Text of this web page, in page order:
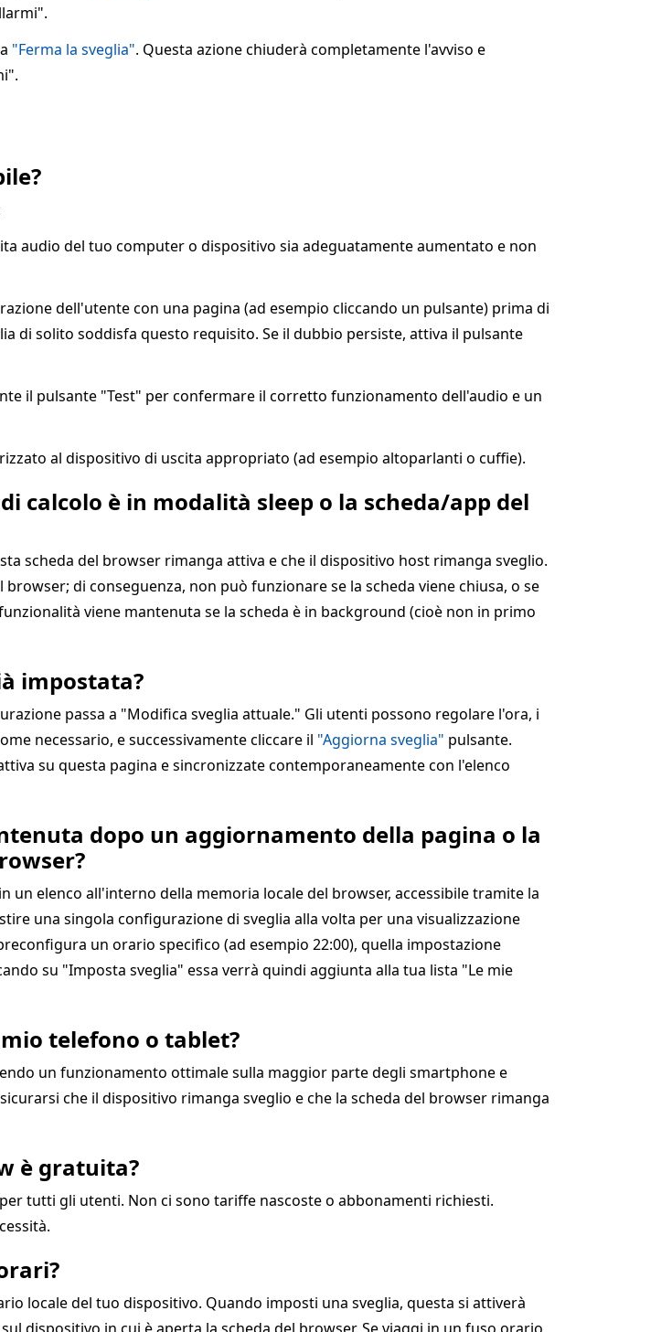
"Ferma la sveglia". Questa azione chiuderà completamente l'avviso e
audio del tuo computer o dispositivo sia adeguatamente aumentato e non
dell'utente con una pagina (ad esempio cliccando un pulsante) prima di
di solito soddisfa questo requisito. Se il dubbio persiste, attiva il pulsante
il pulsante "Test" per confermare il corretto funzionamento dell'audio e un
al dispositivo di uscita appropriato (ad esempio altoparlanti o cuffie).
calcolo è in modalità sleep o la scheda/app del
scheda del browser rimanga attiva e che il dispositivo host rimanga sveglio.
di conseguenza, non può funzionare se la scheda viene chiusa, o se
viene mantenuta se la scheda è in background (cioè non in primo
impostata?
passa a "Modifica sveglia attuale." Gli utenti possono regolare l'ora, i
necessario, e successivamente cliccare il "Aggiorna sveglia" pulsante.
su questa pagina e sincronizzate contemporaneamente con l'elenco
dopo un aggiornamento della pagina o la
elenco all'interno della memoria locale del browser, accessibile tramite la
una singola configurazione di sveglia alla volta per una visualizzazione
un orario specifico (ad esempio 22:00), quella impostazione
su "Imposta sveglia" essa verrà quindi aggiunta alla tua lista "Le mie
telefono o tablet?
un funzionamento ottimale sulla maggior parte degli smartphone e
che il dispositivo rimanga sveglio e che la scheda del browser rimanga
è gratuita?
tutti gli utenti. Non ci sono tariffe nascoste o abbonamenti richiesti.
locale del tuo dispositivo. Quando imposti una sveglia, questa si attiverà